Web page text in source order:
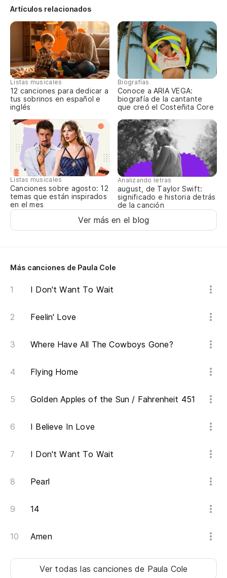
Artículos relacionados
Listas musicales
12 canciones para dedicar a
tus sobrinos en español e
inglés
Biografías
Conoce a ARIA VEGA:
biografía de la cantante
que creó el Costeñita Core
Listas musicales
Canciones sobre agosto: 12
temas que están inspirados
en el mes
Analizando letras
august, de Taylor Swift:
significado e historia detrás
de la canción
Ver más en el blog
Más canciones de Paula Cole
I Don't Want To Wait
Feelin' Love
Where Have All The Cowboys Gone?
Flying Home
Golden Apples of the Sun / Fahrenheit 451
I Believe In Love
I Don't Want To Wait
Pearl
14
Amen
Ver todas las canciones de Paula Cole